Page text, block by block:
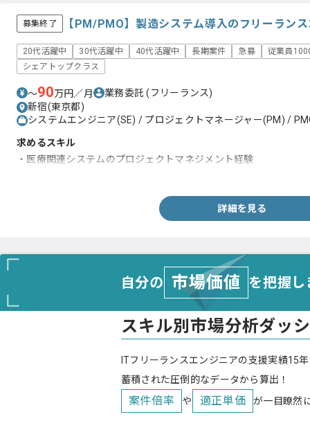
募集終了 【PM/PMO】製造システム導入のフリーラン
20代活躍中 30代活躍中 40代活躍中 長期案件 急募
従業員
シェアトップクラス
〜90万円／月 業務委託(フリーランス)
新宿(東京都)
システムエンジニア(SE) / プロジェクトマネージャー(PM) /
求めるスキル
・医療関連システムのプロジェクトマネジメント経験
詳細を見る
自分の 市場価値 を把握
スキル別市場分析ダッ
ITフリーランスエンジニアの支援実績15
蓄積された圧倒的なデータから算出！
案件倍率 や 適正単価 が一目瞭然